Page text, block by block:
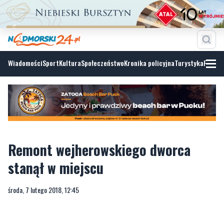
WiadomościSportKulturaSpołeczeństwoKronika policyjnaTurystyka
Remont wejherowskiego dworca
stanął w miejscu
środa, 7 lutego 2018, 12:45